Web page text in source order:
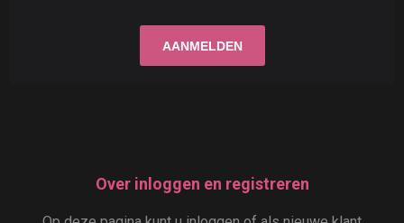
Over inloggen en registreren